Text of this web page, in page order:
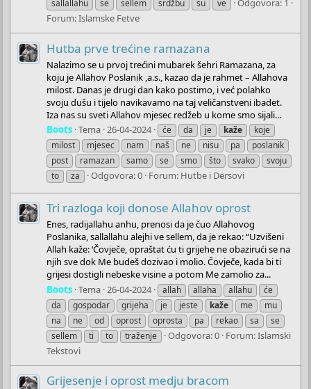
sallallahu se sellem srdžbu su ve
Odgovora: 1
Forum:Islamske Fetve
Hutba prve trećine ramazana
Nalazimo se u prvoj trećini mubarek šehri Ramazana, za
koju je Allahov Poslanik ,a.s., kazao da je rahmet – Allahova
milost. Danas je drugi dan kako postimo, i već polahko
svoju dušu i tijelo navikavamo na taj veličanstveni ibadet.
Iza nas su sveti Allahov mjesec redžeb u kome smo sijali...
Boots Tema 26-04-2024 će da je kaže
koje
milost
mjesec nam naš ne nisu pa
poslanik
post
ramazan samo se smo što svako
svoju
to
za Odgovora: 0 Forum: Hutbe i Dersovi
Tri razloga koji donose Allahov oprost
Enes, radijallahu anhu, prenosi da je čuo Allahovog
Poslanika, sallallahu alejhi ve sellem, da je rekao: “Uzvišeni
Allah kaže: ‘Čovječe, opraštat ću ti grijehe ne obazirući se na
njih sve dok Me budeš dozivao i molio. Čovječe, kada bi ti
grijesi dostigli nebeske visine a potom Me zamolio za...
Boots Tema 26-04-2024 allah allaha allahu
će
da
gospodar grijeha je jeste kaže me
mu
na
ne od oprost oprosta pa rekao sa
se
sellem
ti to traženje Odgovora: 0 Forum:Islamski
Tekstovi
Grijesenje i oprost medju bracom